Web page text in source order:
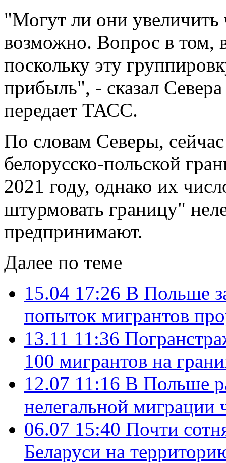
"Могут ли они увеличить
возможно. Вопрос в том,
поскольку эту
прибыль", - сказал
передает ТАСС.
По словам Северы,
белорусско-польской
2021 году, однако их
штурмовать границу"
предпринимают.
Далее по теме
15.04 17:26 В Польше
попыток мигрантов
13.11 11:36
100 мигрантов на
12.07 11:16 В Польше
нелегальной миграции
06.07 15:40 Почти
Беларуси на